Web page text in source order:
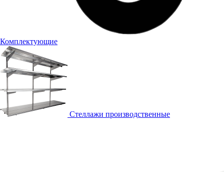
Комплектующие
Стеллажи производственные